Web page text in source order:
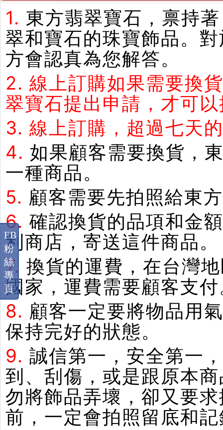
1. 東方翡翠寶石，禀持
翠和寶石的珠寶飾品。
方會認真為您解答。
2. 線上訂購如果需要換
翠寶石提出申請，才可
3. 線上訂購，超過七天
4. 如果顧客需要換貨，
一種商品。
5. 顧客需要先拍照給東
6. 確認換貨的品項和金
利商店，寄送這件商品。
7. 換貨的運費，在台灣
國家，運費需要顧客支
8. 顧客一定要將物品用
保持完好的狀態。
9. 誠信第一，安全第一
到、刮傷，或是跟原本
勿將飾品弄壞，卻又要
前，一定會拍照留底和
FB
粉
絲
專
頁